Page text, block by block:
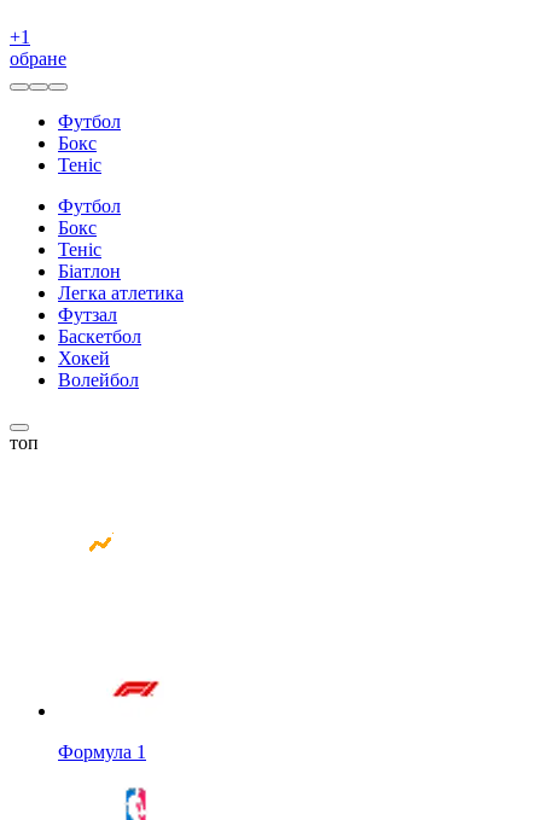
+1
обране
Футбол
Бокс
Теніс
Футбол
Бокс
Теніс
Біатлон
Легка атлетика
Футзал
Баскетбол
Хокей
Волейбол
топ
Формула 1